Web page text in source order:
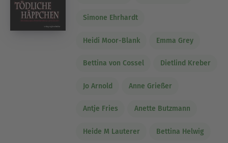
Simone Ehrhardt
Heidi Moor-Blank Emma Grey
Bettina von Cossel Dietlind Kreber
Jo Arnold Anne Grießer
Antje Fries Anette Butzmann
Heide M Lauterer Bettina Helwig